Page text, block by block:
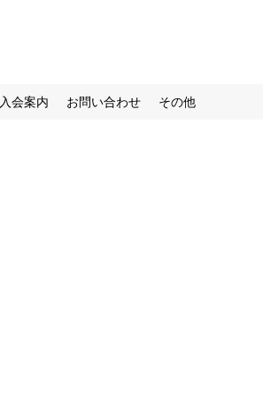
入会案内 お問い合わせ その他